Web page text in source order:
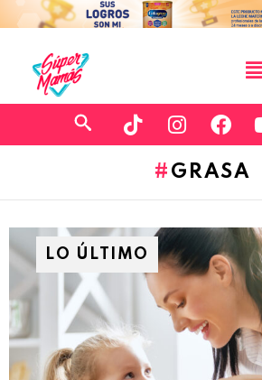
GRASA
LO ÚLTIMO